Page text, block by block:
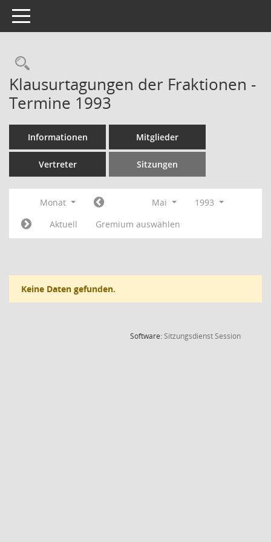
Toggle navigation
Rechercheauswahl
Klausurtagungen der Fraktionen -
Termine 1993
Informationen Mitglieder
Vertreter Sitzungen
Monat Mai
1993
Aktuell
Gremium auswählen
Keine Daten gefunden.
Software:SitzungsdienstSession(Wird in